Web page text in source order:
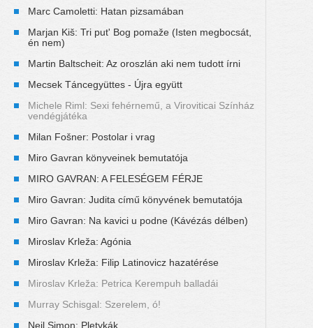
Marc Camoletti: Hatan pizsamában
Marjan Kiš: Tri put' Bog pomaže (Isten megbocsát,
én nem)
Martin Baltscheit: Az oroszlán aki nem tudott írni
Mecsek Táncegyüttes - Újra együtt
Michele Riml: Sexi fehérnemű, a Viroviticai Színház
vendégjátéka
Milan Fošner: Postolar i vrag
Miro Gavran könyveinek bemutatója
MIRO GAVRAN: A FELESÉGEM FÉRJE
Miro Gavran: Judita című könyvének bemutatója
Miro Gavran: Na kavici u podne (Kávézás délben)
Miroslav Krleža: Agónia
Miroslav Krleža: Filip Latinovicz hazatérése
Miroslav Krleža: Petrica Kerempuh balladái
Murray Schisgal: Szerelem, ó!
Neil Simon: Pletykák